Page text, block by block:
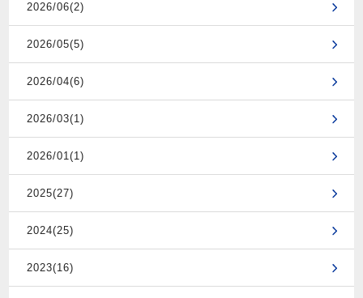
2026/06(2)
2026/05(5)
2026/04(6)
2026/03(1)
2026/01(1)
2025(27)
2024(25)
2023(16)